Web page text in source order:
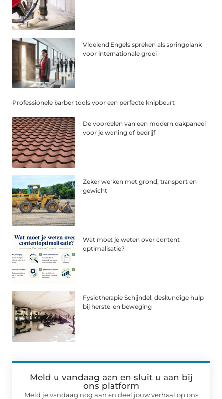
Vloeiend Engels spreken als springplank
voor internationale groei
Professionele barber tools voor een perfecte knipbeurt
De voordelen van een modern dakpaneel
voor je woning of bedrijf
Zeker werken met grond, transport en
gewicht
Wat moet je weten over content
optimalisatie?
Fysiotherapie Schijndel: deskundige hulp
bij herstel en beweging
Meld u vandaag aan en sluit u aan bij
ons platform
Meld je vandaag nog aan en deel jouw verhaal op ons